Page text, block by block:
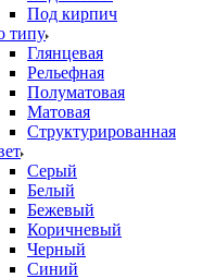
Под кирпич
типу
Глянцевая
Рельефная
Полуматовая
Матовая
Структурированная
Серый
Белый
Бежевый
Коричневый
Черный
Синий